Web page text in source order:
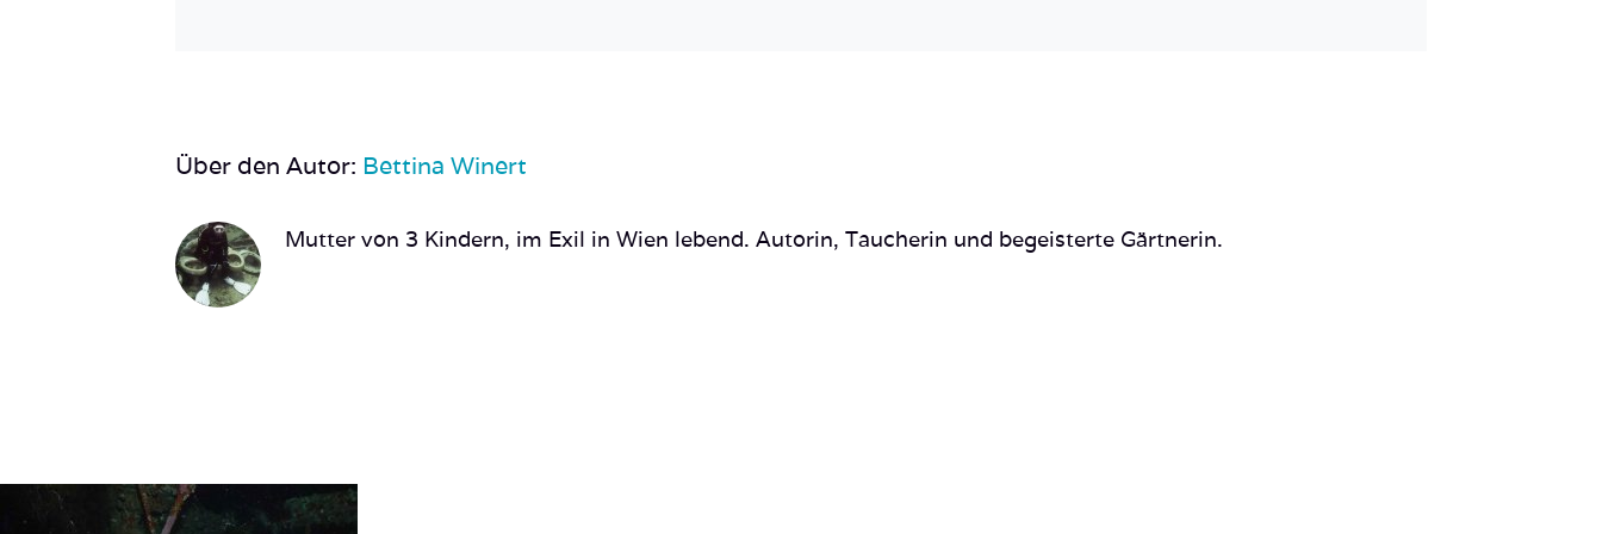
Über den Autor: Bettina Winert
Mutter von 3 Kindern, im Exil in Wien lebend. Autorin, Taucherin und begeisterte Gärtnerin.